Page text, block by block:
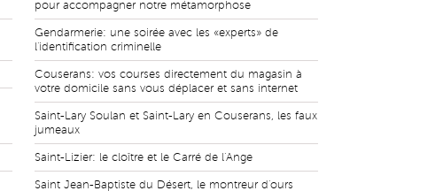
pour accompagner notre métamorphose
Gendarmerie: une soirée avec les «experts» de
l'identification criminelle
Couserans: vos courses directement du magasin à
votre domicile sans vous déplacer et sans internet
Saint-Lary Soulan et Saint-Lary en Couserans, les faux
jumeaux
Saint-Lizier: le cloître et le Carré de l'Ange
Saint Jean-Baptiste du Désert, le montreur d'ours